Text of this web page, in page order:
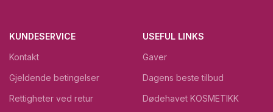
KUNDESERVICE
Kontakt
Gjeldende betingelser
Rettigheter ved retur
USEFUL LINKS
Gaver
Dagens beste tilbud
Dødehavet KOSMETIKK